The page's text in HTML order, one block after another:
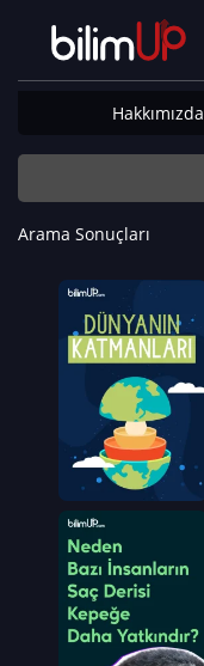
Hakkımızda
Arama Sonuçları